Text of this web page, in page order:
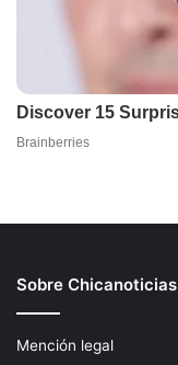
Sobre Chicanoticias
Mención legal